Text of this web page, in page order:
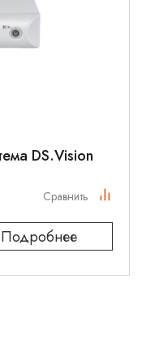
DS.Vision
Подробнее
Сравнить